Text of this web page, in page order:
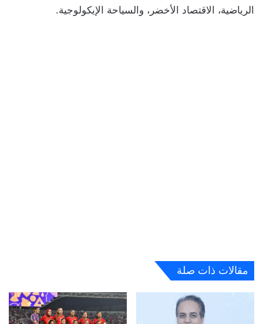
الرياضية، الاقتصاد الأخضر، والسياحة الإيكولوجية.
مقالات ذات صلة